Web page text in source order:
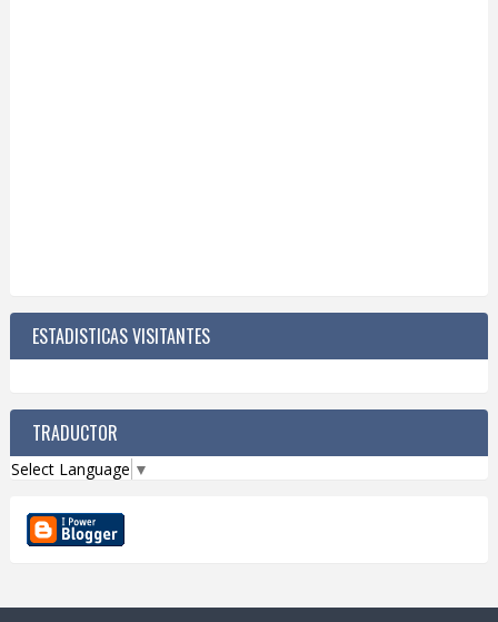
ESTADISTICAS VISITANTES
TRADUCTOR
Select Language ▼